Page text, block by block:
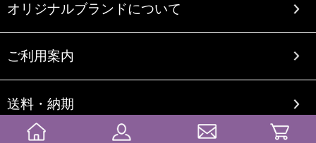
オリジナルブランドについて
ご利用案内
送料・納期